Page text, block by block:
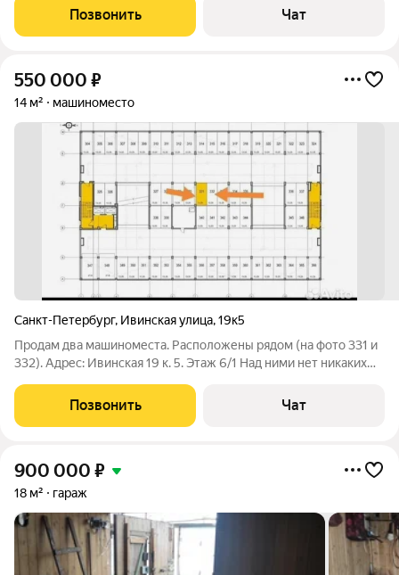
кооператива на 49лет. В 30 метрах от охраны. 2я линия от
причалов. Тихая улочка.
Позвонить Чат
550 000 ₽
14 м² машиноместо
Санкт-Петербург, Ивинская улица,19к5
Продам два машиноместа. Расположены рядом (на фото 331 и
332). Адрес: Ивинская 19 к. 5. Этаж 6/1 Над ними нет никаких
приложению и по белку, видеонаблюдение - камеры в
приложении.
Позвонить Чат
900 000 ₽
18 м² гараж